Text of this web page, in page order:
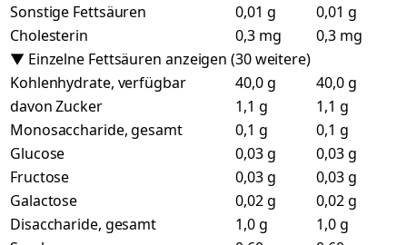
Sonstige Fettsäuren
0,01 g
0,01 g
Cholesterin
0,3 mg
0,3 mg
▼ Einzelne Fettsäuren anzeigen (30 weitere)
Kohlenhydrate, verfügbar
40,0 g
40,0 g
davon Zucker
1,1 g
1,1 g
Monosaccharide, gesamt
0,1 g
0,1 g
Glucose
0,03 g
0,03 g
Fructose
0,03 g
0,03 g
Galactose
0,02 g
0,02 g
Disaccharide, gesamt
1,0 g
1,0 g